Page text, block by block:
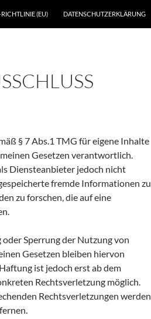
(EU)
DATENSCHUTZERKLÄRUNG
§ 7 Abs.1 TMG für eigene Inhalte
Gesetzen verantwortlich.
Diensteanbieter jedoch nicht
fremde Informationen zu
zu forschen, die auf eine
Sperrung der Nutzung von
Gesetzen bleiben hiervon
ist jedoch erst ab dem
Rechtsverletzung möglich.
Rechtsverletzungen werden